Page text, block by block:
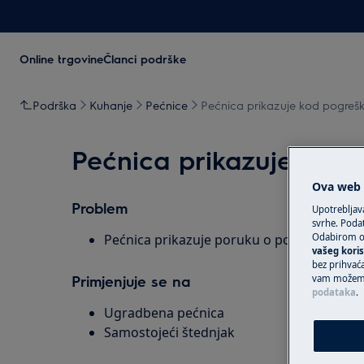
Online trgovineČlanci podrške
Podrška Kuhanje Pećnice Pećnica prikazuje kod
Pećnica prikazuje kod
Problem
Pećnica prikazuje poruku o pogrešci F81
Primjenjuje se na
Ugradbena pećnica
Samostojeći štednjak
Ova
svrhe.
Odabirom
vašeg
bez
vam
podataka.